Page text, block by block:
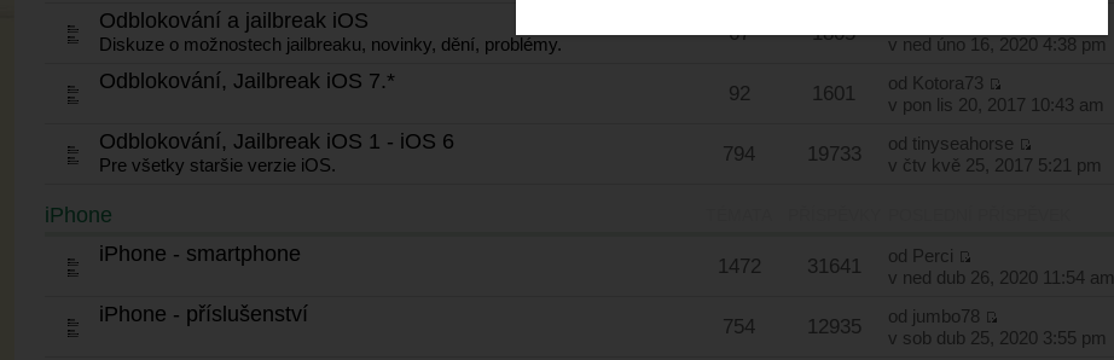
Odblokování a jailbreak iOS
Diskuze o možnostech jailbreaku, novinky, dění, problémy. 67 1805
v ned úno 16, 2020 4:38 pm
Odblokování, Jailbreak iOS 7.*
92 1601 od Kotora73
v pon lis 20, 2017 10:43 am
Odblokování, Jailbreak iOS 1 - iOS 6
Pre všetky staršie verzie iOS. 794 19733 od tinyseahorse
v čtv kvě 25, 2017 5:21 pm
iPhone
iPhone - smartphone
1472 31641 od Perci
v ned dub 26, 2020 11:54 am
iPhone - příslušenství
754 12935 od jumbo78
v sob dub 25, 2020 3:55 pm